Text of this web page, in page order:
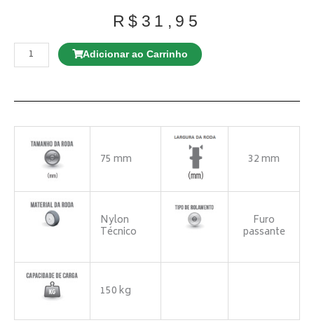
R$ 31,95
Rodízio
Roscada
Adicionar ao Carrinho
75 mm 32 mm
Nylon
Técnico
Furo
passante
150 kg